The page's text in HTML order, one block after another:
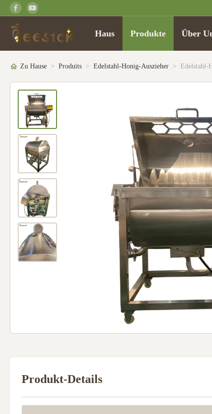
Haus Produkte Über
Zu Hause > Produits > Edelstahl-Honig-Auszieher > Edelstahl-
Produkt-Details